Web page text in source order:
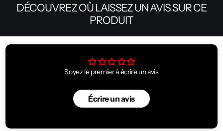
DÉCOUVREZ OÙ LAISSEZ UN AVIS SUR CE
PRODUIT
Soyez le premier à écrire un avis
Écrire un avis